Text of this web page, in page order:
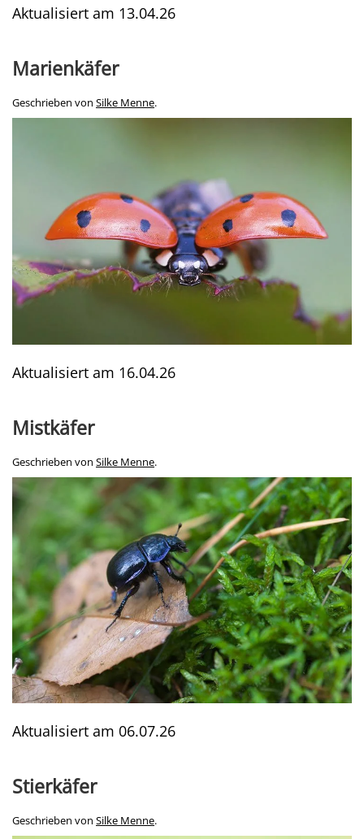
Aktualisiert am 13.04.26
Marienkäfer
Geschrieben von Silke Menne.
Aktualisiert am 16.04.26
Mistkäfer
Geschrieben von Silke Menne.
Aktualisiert am 06.07.26
Stierkäfer
Geschrieben von Silke Menne.